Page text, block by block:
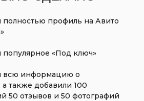
полностью профиль на Авито
популярное «Под ключ»
всю информацию о
также добавили 100
50 отзывов и 50 фотографий